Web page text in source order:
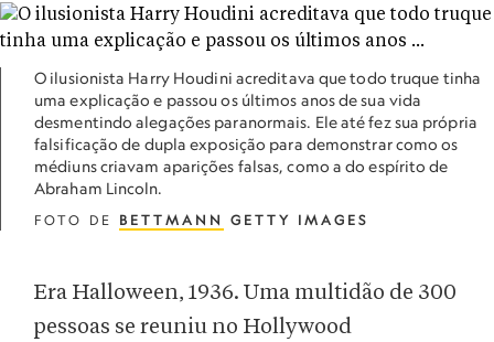
O ilusionista Harry Houdini acreditava que todo truque tinha
uma explicação e passou os últimos anos de sua vida
desmentindo alegações paranormais. Ele até fez sua própria
falsificação de dupla exposição para demonstrar como os
médiuns criavam aparições falsas, como a do espírito de
Abraham Lincoln.
FOTO DE BETTMANN GETTY IMAGES
Era Halloween, 1936. Uma multidão de 300
pessoas se reuniu no Hollywood